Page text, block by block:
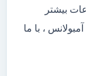
بیشتر
، با ما